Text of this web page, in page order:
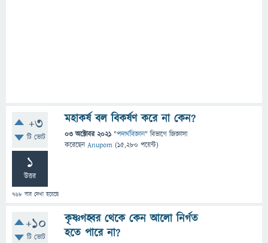
+3
টি ভোট
1
উত্তর
768 বার দেখা হয়েছে
মহাকর্ষ বল বিকর্ষণ করে না কেন?
03 অক্টোবর 2021 "পদার্থবিজ্ঞান" বিভাগে জিজ্ঞাসা
করেছেনAnupom (15,280 পয়েন্ট)
+10
টি ভোট
কৃষ্ণগহ্বর থেকে কেন আলো নির্গত
হতে পারে না?